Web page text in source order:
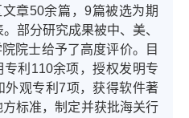
章50余篇，9篇被选为期
部分研究成果被中、美、
院士给予了高度评价。目
利110余项，授权发明专
观专利7项，获得软件著
标准，制定并获批海关行